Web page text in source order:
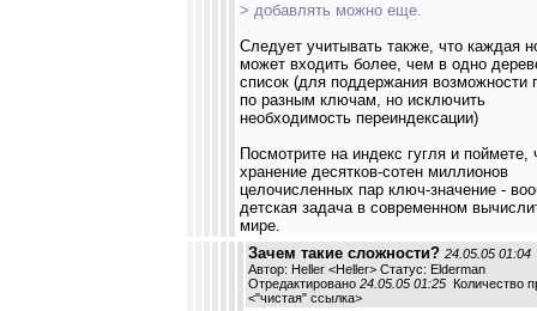
> добавлять можно еще.
Следует учитывать также, что каждая
может входить более, чем в одно
список (для поддержания возможности
по разным ключам, но исключить
необходимость переиндексации)
Посмотрите на индекс гугля и поймете,
хранение десятков-сотен миллионов
целочисленных пар ключ-значение -
детская задача в современном
мире.
Зачем такие сложности? 24.05.05 01:04
Автор: Heller <Heller> Статус: Elderman
Отредактировано 24.05.05 01:25 Количество
<"чистая" ссылка>